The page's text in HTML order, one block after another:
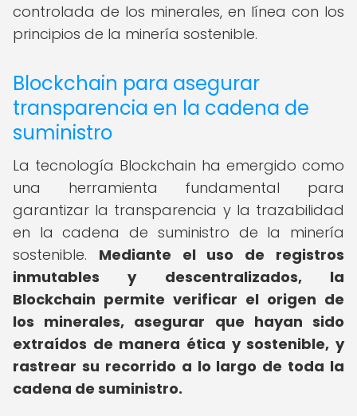
controlada de los minerales, en línea con los
principios de la minería sostenible.
Blockchain para asegurar
transparencia en la cadena de
suministro
La tecnología Blockchain ha emergido como
una herramienta fundamental para
garantizar la transparencia y la trazabilidad
en la cadena de suministro de la minería
sostenible. Mediante el uso de registros
inmutables y descentralizados, la
Blockchain permite verificar el origen de
los minerales, asegurar que hayan sido
extraídos de manera ética y sostenible, y
rastrear su recorrido a lo largo de toda la
cadena de suministro.